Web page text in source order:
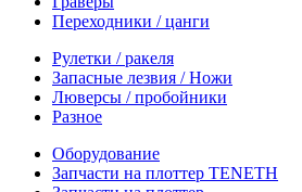
Переходники / цанги
Рулетки / ракеля
Запасные лезвия / Ножи
Люверсы / пробойники
Разное
Оборудование
Запчасти на плоттер TENETH